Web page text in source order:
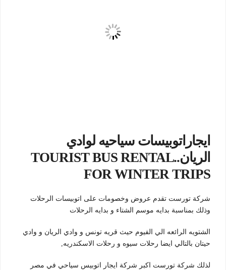
ايجاراتوبيسات سياحيه لوادي
الريان..TOURIST BUS RENTAL
FOR WINTER TRIPS
شركة تورست تقدم عروض وخصومات على اتوبيسات الرحلات
وذلك بمناسبة بدايه موسم الشتاء و بدايه الرحلات
الشتويه الرائعه الي الفيوم حيث قريه تونس و وادي الريان و وادي
حيتان بالتالي ايضا رحلات سيوه و رحلات الاسكندريه,
لذلك شركة تورست اكبر شركة ايجار اتوبيس سياحي في مصر